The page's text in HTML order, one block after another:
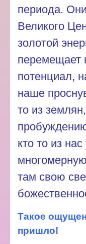
периода.
Великого
золотой
перемещает
потенциал,
наше
то из
кто то из
там свою
Такое
пришло!